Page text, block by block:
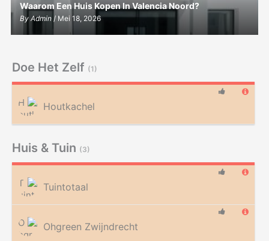
Waarom Een Huis Kopen In Valencia Noord?
By Admin/ Mei 18, 2026
Doe Het Zelf (1)
Houtkachel
Huis & Tuin (3)
Tuintotaal
Ohgreen Zwijndrecht